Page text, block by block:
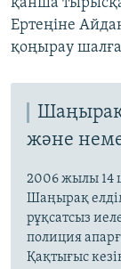
қанша
Ертеңіне
қоңырау
және
2006 жылы 14
Шаңырақ
рұқсатсыз
полиция
Қақтығыс